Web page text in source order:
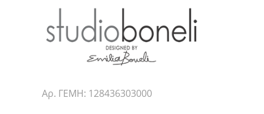
Αρ. ΓΕΜΗ: 128436303000